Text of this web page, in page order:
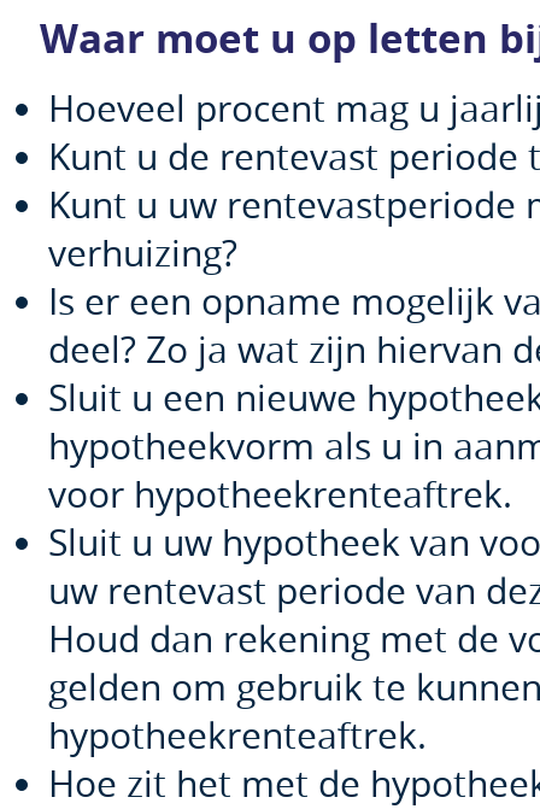
Waar moet u op letten
Hoeveel procent mag u
Kunt u de rentevast periode
Kunt u uw rentevastperiode
verhuizing?
Is er een opname mogelijk
deel? Zo ja wat zijn hiervan
Sluit u een nieuwe
hypotheekvorm als u in
voor hypotheekrenteaftrek.
Sluit u uw hypotheek van
uw rentevast periode van
Houd dan rekening met de
gelden om gebruik te
hypotheekrenteaftrek.
Hoe zit het met de